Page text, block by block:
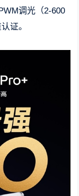
调光（2-600
证。